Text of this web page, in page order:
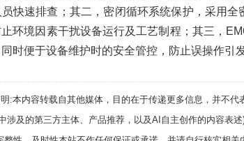
快速排查；其二，密闭循环系统保护，采用
环境因素干扰设备运行及工艺制程；其三，
时便于设备维护时的安全管控，防止误操作引
:本内容转载自其他媒体，目的在于传递更多信息，并不
涉及的第三方主体、产品推荐，以及AI自主创作的内容表